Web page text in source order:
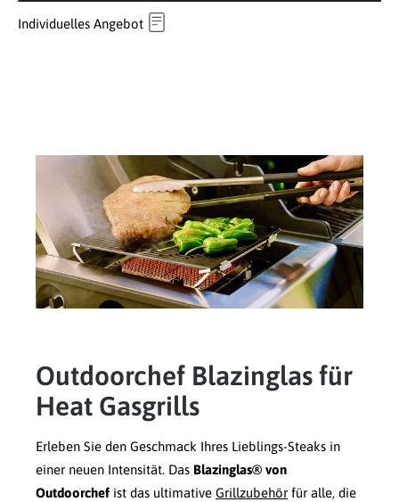
Individuelles Angebot
Outdoorchef Blazinglas für
Heat Gasgrills
Erleben Sie den Geschmack Ihres Lieblings-Steaks in
einer neuen Intensität. Das Blazinglas® von
Outdoorchef ist das ultimative Grillzubehör für alle, die